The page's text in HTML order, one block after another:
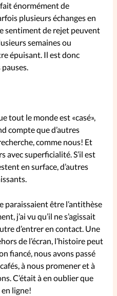
- toutes les
énormément de
plusieurs échanges en
sentiment de rejet peuvent
semaines ou
épuisant. Il est donc
tout le monde est «casé»,
compte que d’autres
comme nous! Et
avec superficialité. S’il est
en surface, d’autres
paraissaient être l’antithèse
j’ai vu qu’il ne s’agissait
d’entrer en contact. Une
de l’écran, l’histoire peut
fiancé, nous avons passé
à nous promener et à
C’était à en oublier que
ligne!